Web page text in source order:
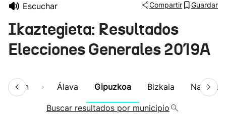
Escuchar Compartir Guardar
Ikaztegieta: Resultados
Elecciones Generales 2019A
Álava Gipuzkoa Bizkaia Navarra
Buscar resultados por municipio